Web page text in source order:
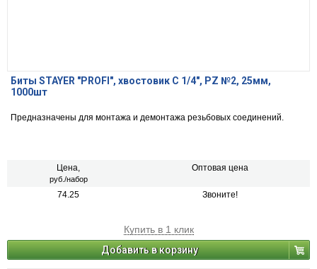
Биты STAYER "PROFI", хвостовик C 1/4", PZ №2, 25мм,
1000шт
Предназначены для монтажа и демонтажа резьбовых соединений.
Цена,
руб./набор
Оптовая цена
74.25 Звоните!
Купить в 1 клик
Добавить в корзину